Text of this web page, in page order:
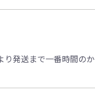
発送まで一番時間の